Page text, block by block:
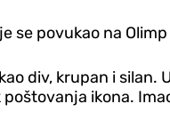
se povukao na
div, krupan i
ikona.